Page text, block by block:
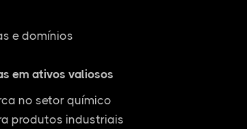
e domínios
em ativos valiosos
no setor químico
produtos industriais